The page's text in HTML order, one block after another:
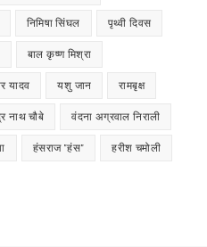
निमिषा सिंघल पृथ्वी दिवस
बाल कृष्ण मिश्रा
यादव यशु जान रामबृक्ष
नाथ चौबे वंदना अग्रवाल निराली
हंसराज "हंस" हरीश चमोली